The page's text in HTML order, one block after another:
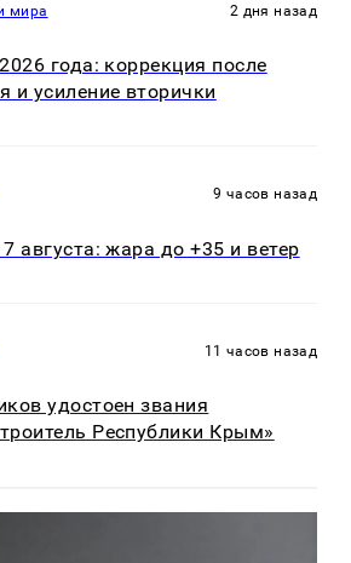
мира 2 дня назад
года: коррекция после
и усиление вторички
9 часов назад
августа: жара до +35 и ветер
11 часов назад
удостоен звания
Республики Крым»